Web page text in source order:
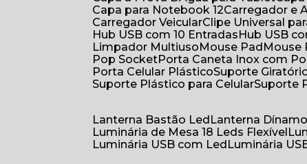
Capa para Notebook 12
Carregador
Carregador Veicular
Clipe Universal
Hub USB com 10 Entradas
Hub USB
Limpador Multiuso
Mouse Pad
Pop Socket
Porta Caneta Inox com
Porta Celular Plástico
Suporte
Suporte Plástico para Celular Suporte
Lanterna Bastão Led
Lanterna
Luminária de Mesa 18 Leds Flexível
Luminária USB com Led
Luminária